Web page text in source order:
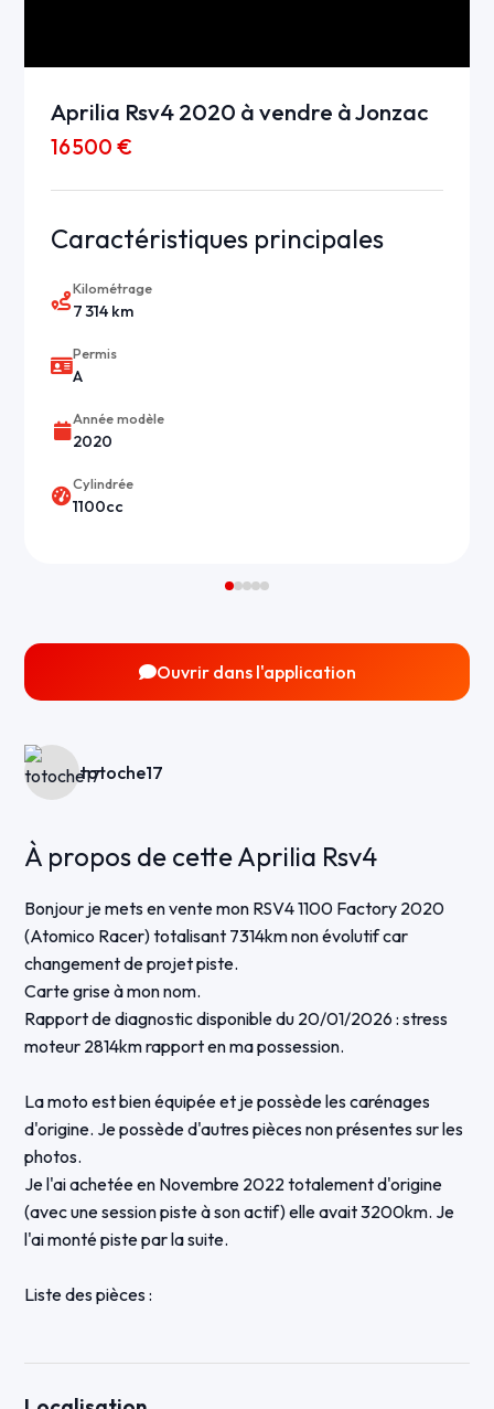
Aprilia Rsv4 2020 à vendre à Jonzac
16 500 €
Caractéristiques principales
Kilométrage
7 314 km
Permis
A
Année modèle
2020
Cylindrée
1100cc
Ouvrir dans l'application
totoche17
À propos de cette Aprilia Rsv4
Bonjour je mets en vente mon RSV4 1100 Factory 2020
(Atomico Racer) totalisant 7314km non évolutif car
changement de projet piste.
Carte grise à mon nom.
Rapport de diagnostic disponible du 20/01/2026 : stress
moteur 2814km rapport en ma possession.
La moto est bien équipée et je possède les carénages
d'origine. Je possède d'autres pièces non présentes sur les
photos.
Je l'ai achetée en Novembre 2022 totalement d'origine
(avec une session piste à son actif) elle avait 3200km. Je
l'ai monté piste par la suite.
Liste des pièces :
Kit déco Motoxpricambi à poser (idem que photo 1) neuf